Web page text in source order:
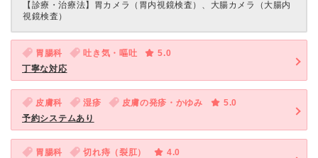
【診療・治療法】 胃カメラ（胃内視鏡検査）、大腸カメラ（大腸内
視鏡検査）
胃腸科 吐き気・嘔吐
5.0
丁寧な対応
皮膚科 湿疹 皮膚の発疹・かゆみ
5.0
予約システムあり
胃腸科 切れ痔（裂肛）
4.0